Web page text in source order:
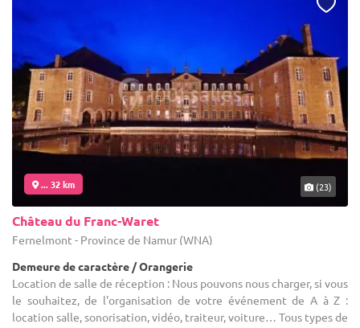
... 32 km (23)
Château du Franc-Waret
Fernelmont - Province de Namur (WNA)
Demeure de caractère / Orangerie
Location de salle de réception : Nous pouvons nous charger, si vous
le souhaitez, de l'organisation de votre événement de A à Z :
location salle, sonorisation, vidéo, traiteur, voiture… Tous types de